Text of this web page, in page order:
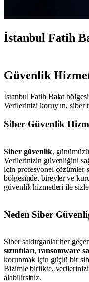
İstanbul Fatih
Güvenlik
İstanbul Fatih Balat
Verilerinizi koruyun, siber
Siber Güvenlik
Siber güvenlik,
Verilerinizin güvenliğini
için profesyonel çözümler
bölgesinde, bireyler ve
güvenlik hizmetleri ile
Neden Siber
Siber saldırganlar her
sızıntıları, ransomware
korunmak için güçlü bir
Bizimle birlikte, verilerinizi
alabilirsiniz.